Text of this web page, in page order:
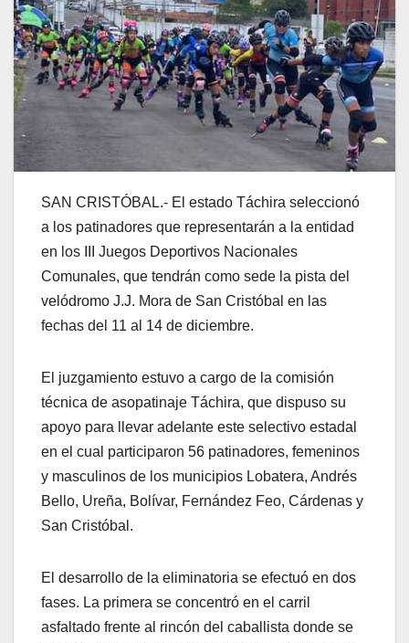
SAN CRISTÓBAL.- El estado Táchira seleccionó
a los patinadores que representarán a la entidad
en los III Juegos Deportivos Nacionales
Comunales, que tendrán como sede la pista del
velódromo J.J. Mora de San Cristóbal en las
fechas del 11 al 14 de diciembre.
El juzgamiento estuvo a cargo de la comisión
técnica de asopatinaje Táchira, que dispuso su
apoyo para llevar adelante este selectivo estadal
en el cual participaron 56 patinadores, femeninos
y masculinos de los municipios Lobatera, Andrés
Bello, Ureña, Bolívar, Fernández Feo, Cárdenas y
San Cristóbal.
El desarrollo de la eliminatoria se efectuó en dos
fases. La primera se concentró en el carril
asfaltado frente al rincón del caballista donde se